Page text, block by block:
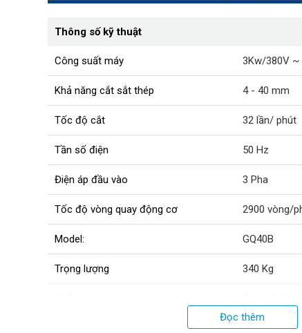
Thông số kỹ thuật
Công suất máy 3Kw/380V ~
Khả năng cắt sắt thép 4 - 40 mm
Tốc độ cắt 32 lần/ phút
Tần số điện 50 Hz
Điện áp đầu vào 3 Pha
Tốc độ vòng quay động cơ 2900 vòng/
Model: GQ40B
Trọng lượng 340 Kg
Đọc thêm